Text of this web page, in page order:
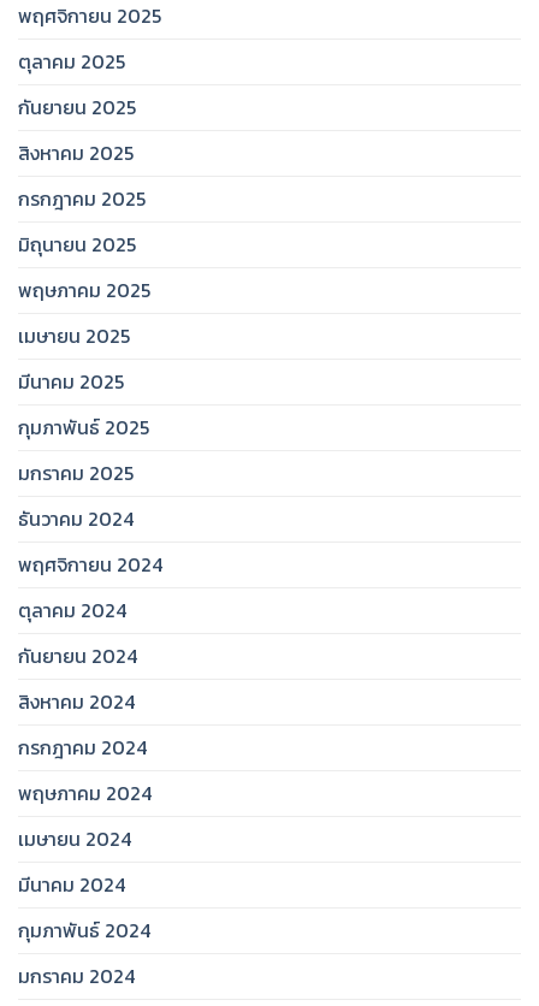
พฤศจิกายน 2025
ตุลาคม 2025
กันยายน 2025
สิงหาคม 2025
กรกฎาคม 2025
มิถุนายน 2025
พฤษภาคม 2025
เมษายน 2025
มีนาคม 2025
กุมภาพันธ์ 2025
มกราคม 2025
ธันวาคม 2024
พฤศจิกายน 2024
ตุลาคม 2024
กันยายน 2024
สิงหาคม 2024
กรกฎาคม 2024
พฤษภาคม 2024
เมษายน 2024
มีนาคม 2024
กุมภาพันธ์ 2024
มกราคม 2024